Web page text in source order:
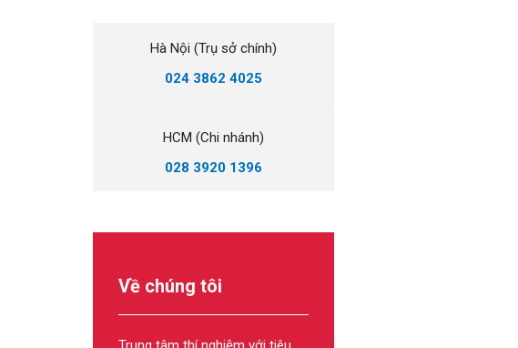
Hà Nội (Trụ sở chính)
024 3862 4025
HCM (Chi nhánh)
028 3920 1396
Về chúng tôi